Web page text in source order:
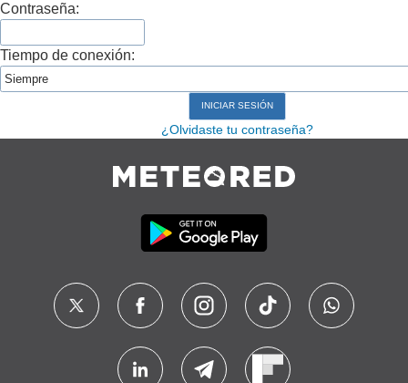
Contraseña:
Tiempo de conexión:
¿Olvidaste tu contraseña?